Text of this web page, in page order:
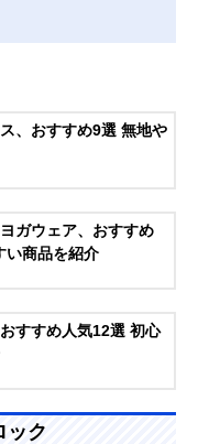
、おすすめ9選 無地や
ガウェア、おすすめ
い商品を紹介
すすめ人気12選 初心
ック